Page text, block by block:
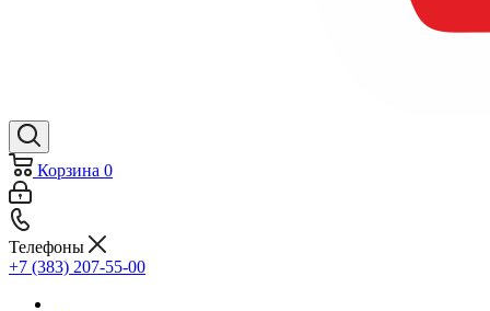
Корзина 0
Телефоны
+7 (383) 207-55-00